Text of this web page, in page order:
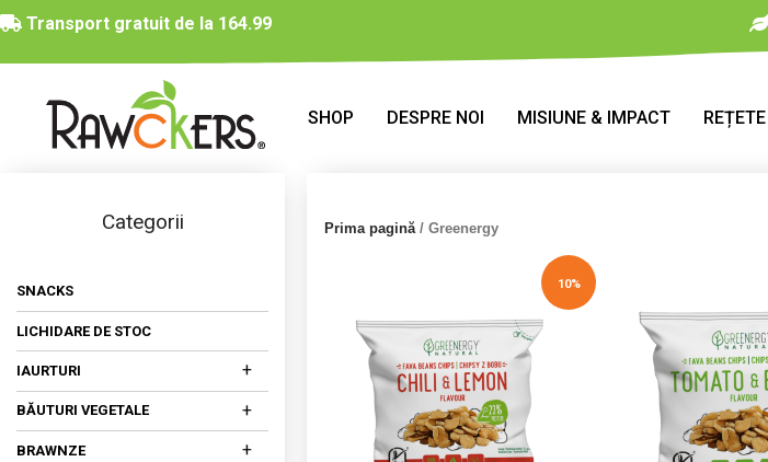
Transport gratuit de la 164.99
SHOP DESPRE NOI MISIUNE & IMPACT REȚETE
Prima pagină/ Greenergy
10%
Categorii
SNACKS
LICHIDARE DE STOC
IAURTURI
IAURTURI DIN LAPTE DE COCOS
IAURTURI DIN NUCI CAJU
+
BĂUTURI VEGETALE +
BRAWNZE +